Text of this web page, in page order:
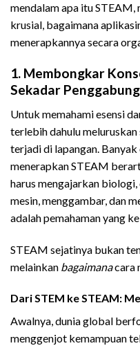
mendalam apa itu STEAM,
krusial, bagaimana
menerapkannya secara
1. Membongkar
Sekadar
Untuk memahami esensi
terlebih dahulu
terjadi di lapangan.
menerapkan STEAM
harus mengajarkan
mesin, menggambar, dan
adalah pemahaman yang
STEAM sejatinya bukan
melainkan bagaimanacara
Dari STEM ke STEAM:
Awalnya, dunia global
menggenjot kemampuan